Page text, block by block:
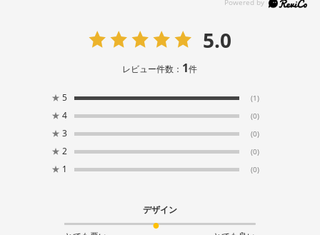
5.0
レビュー件数： 1件
★ 5 (1)
★ 4 (0)
★ 3 (0)
★ 2 (0)
★ 1 (0)
デザイン